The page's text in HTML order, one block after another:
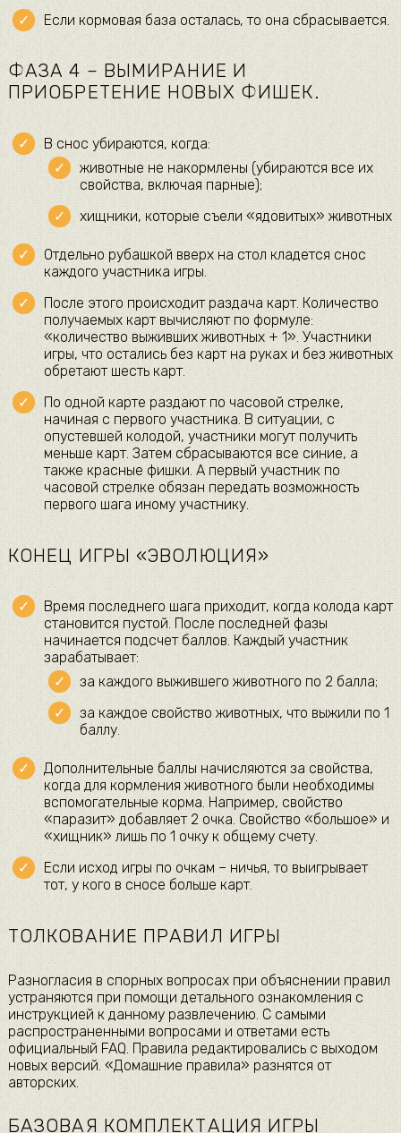
Если кормовая база осталась, то она сбрасывается.
ФАЗА 4 – ВЫМИРАНИЕ И
ПРИОБРЕТЕНИЕ НОВЫХ ФИШЕК.
В снос убираются, когда:
животные не накормлены (убираются все их
свойства, включая парные);
хищники, которые съели «ядовитых» животных
Отдельно рубашкой вверх на стол кладется снос
каждого участника игры.
После этого происходит раздача карт. Количество
получаемых карт вычисляют по формуле:
«количество выживших животных + 1». Участники
игры, что остались без карт на руках и без животных
обретают шесть карт.
По одной карте раздают по часовой стрелке,
начиная с первого участника. В ситуации, с
опустевшей колодой, участники могут получить
меньше карт. Затем сбрасываются все синие, а
также красные фишки. А первый участник по
часовой стрелке обязан передать возможность
первого шага иному участнику.
КОНЕЦ ИГРЫ «ЭВОЛЮЦИЯ»
Время последнего шага приходит, когда колода карт
становится пустой. После последней фазы
начинается подсчет баллов. Каждый участник
зарабатывает:
за каждого выжившего животного по 2 балла;
за каждое свойство животных, что выжили по 1
баллу.
Дополнительные баллы начисляются за свойства,
когда для кормления животного были необходимы
вспомогательные корма. Например, свойство
«паразит» добавляет 2 очка. Свойство «большое» и
«хищник» лишь по 1 очку к общему счету.
Если исход игры по очкам – ничья, то выигрывает
тот, у кого в сносе больше карт.
ТОЛКОВАНИЕ ПРАВИЛ ИГРЫ
Разногласия в спорных вопросах при объяснении правил
устраняются при помощи детального ознакомления с
инструкцией к данному развлечению. С самыми
распространенными вопросами и ответами есть
официальный FAQ. Правила редактировались с выходом
новых версий. «Домашние правила» разнятся от
авторских.
БАЗОВАЯ КОМПЛЕКТАЦИЯ ИГРЫ